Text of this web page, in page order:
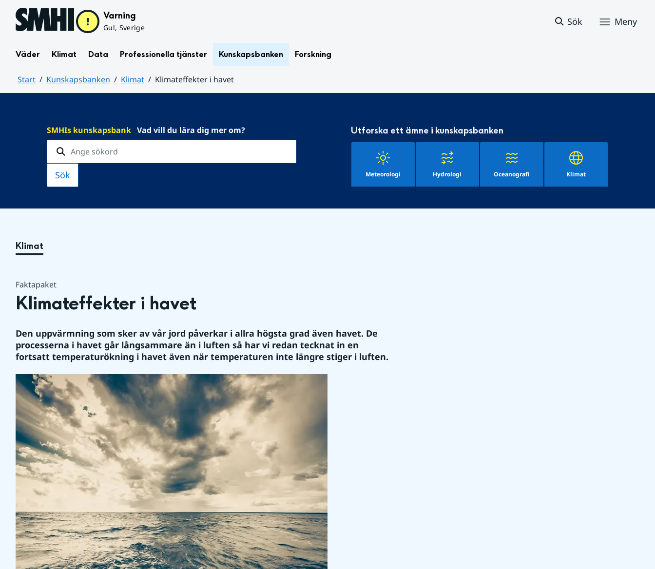
Hoppa till sidans innehåll Varning
Gul, Sverige
Sök Meny
Väder Klimat Data Professionella tjänster Kunskapsbanken Forskning
Start Kunskapsbanken Klimat
Klimateffekter i havet
SMHIs kunskapsbank Vad vill du lära dig mer om? Utforska ett ämne i kunskapsbanken
Meteorologi Hydrologi Oceanografi Klimat
Klimat
Faktapaket
Klimateffekter i havet
Den uppvärmning som sker av vår jord påverkar i allra högsta grad även havet. De
processerna i havet går långsammare än i luften så har vi redan tecknat in en
fortsatt temperaturökning i havet även när temperaturen inte längre stiger i luften.